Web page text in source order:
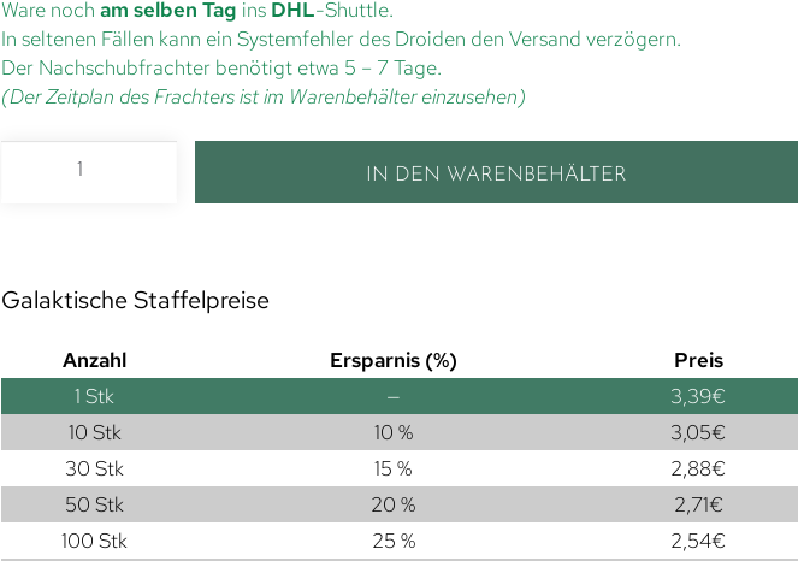
Ware noch am selben Tag ins DHL-Shuttle.
In seltenen Fällen kann ein Systemfehler des Droiden den Versand verzögern.
Der Nachschubfrachter benötigt etwa 5 – 7 Tage.
(Der Zeitplan des Frachters ist im Warenbehälter einzusehen)
IN DEN WARENBEHÄLTER
Galaktische Staffelpreise
Anzahl Ersparnis (%)
Preis
1 Stk — 3,39€
10 Stk
10 % 3,05€
30 Stk
15 % 2,88€
50 Stk
20 % 2,71€
100 Stk
25 % 2,54€